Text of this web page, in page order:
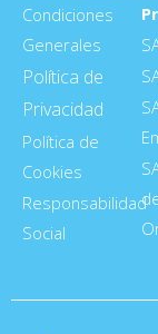
Condiciones
Generales
Política de
Privacidad
Política de
Cookies
Responsabilidad
Social